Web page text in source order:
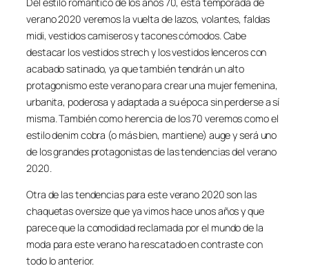
verano 2020 veremos la vuelta de lazos, volantes, faldas
midi, vestidos camiseros y tacones cómodos. Cabe
destacar los vestidos strech y los vestidos lenceros con
acabado satinado, ya que también tendrán un alto
protagonismo este verano para crear una mujer femenina,
urbanita, poderosa y adaptada a su época sin perderse a sí
misma. También como herencia de los 70 veremos como el
estilo denim cobra (o más bien, mantiene) auge y será uno
de los grandes protagonistas de las tendencias del verano
2020.
Otra de las tendencias para este verano 2020 son las
chaquetas oversize que ya vimos hace unos años y que
parece que la comodidad reclamada por el mundo de la
moda para este verano ha rescatado en contraste con
todo lo anterior.